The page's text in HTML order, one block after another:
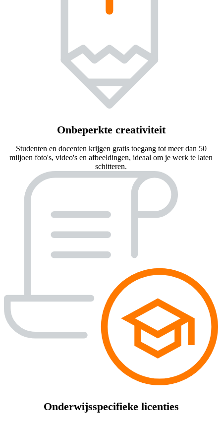
Onbeperkte creativiteit
Studenten en docenten krijgen gratis toegang tot meer dan 50
miljoen foto's, video's en afbeeldingen, ideaal om je werk te laten
schitteren.
Onderwijsspecifieke licenties